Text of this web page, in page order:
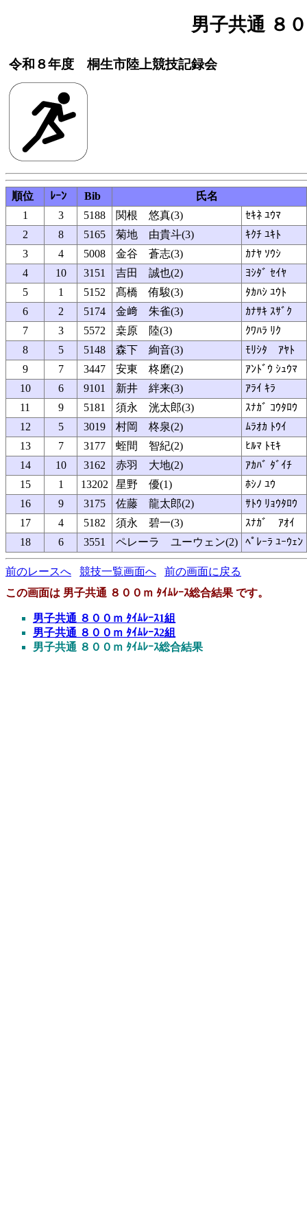
男子共通 ８
令和８年度 桐生市陸上競技記録会
順位 ﾚｰﾝ Bib
氏名
1
3 5188 関根 悠真(3)
ｾｷﾈ ﾕｳﾏ
2
8 5165 菊地 由貴斗(3)
ｷｸﾁ ﾕｷﾄ
3
4 5008 金谷 蒼志(3)
ｶﾅﾔ ｿｳｼ
4
10 3151 吉田 誠也(2)
ﾖｼﾀﾞ ｾｲﾔ
5
1 5152 髙橋 侑駿(3)
ﾀｶﾊｼ ﾕｳﾄ
6
2 5174 金﨑 朱雀(3)
ｶﾅｻｷ ｽｻﾞｸ
7
3 5572 桒原 陸(3)
ｸﾜﾊﾗ ﾘｸ
8
5 5148 森下 絢音(3)
ﾓﾘｼﾀ ｱﾔﾄ
9
7 3447 安東 柊磨(2)
ｱﾝﾄﾞｳ ｼｭｳﾏ
10
6 9101 新井 絆来(3)
ｱﾗｲ ｷﾗ
11
9 5181 須永 洸太郎(3)
ｽﾅｶﾞ ｺｳﾀﾛｳ
12
5 3019 村岡 柊泉(2)
ﾑﾗｵｶ ﾄｳｲ
13
7 3177 蛭間 智紀(2)
ﾋﾙﾏ ﾄﾓｷ
14
10 3162 赤羽 大地(2)
ｱｶﾊﾞ ﾀﾞｲﾁ
15
1 13202 星野 優(1)
ﾎｼﾉ ﾕｳ
16
9 3175 佐藤 龍太郎(2)
ｻﾄｳ ﾘｮｳﾀﾛｳ
17
4 5182 須永 碧一(3)
ｽﾅｶﾞ ｱｵｲ
18
6 3551 ペレーラ ユーウェン(2) ﾍﾟﾚｰﾗ ﾕｰｳｪﾝ
前のレースへ 競技一覧画面へ
前の画面に戻る
この画面は 男子共通 ８００ｍ ﾀｲﾑﾚｰｽ総合結果 です。
男子共通 ８００ｍ ﾀｲﾑﾚｰｽ1組
男子共通 ８００ｍ ﾀｲﾑﾚｰｽ2組
男子共通 ８００ｍ ﾀｲﾑﾚｰｽ総合結果